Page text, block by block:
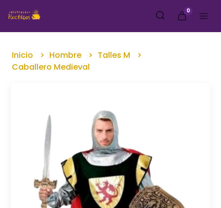
0
Inicio Hombre
Talles M
Caballero Medieval